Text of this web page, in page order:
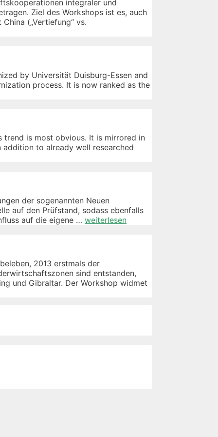
integraler und
Ziel des Workshops ist es, auch
(„Vertiefung“ vs.
by Universität Duisburg-Essen and
process. It is now ranked as the
is most obvious. It is mirrored in
to already well researched
der sogenannten Neuen
auf den Prüfstand, sodass ebenfalls
auf die eigene … weiterlesenChinesische
2013 erstmals der
sind entstanden,
und Gibraltar. Der Workshop widmet